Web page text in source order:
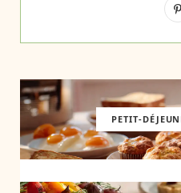
P
PETIT-